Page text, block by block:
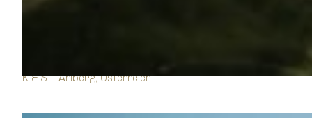
K & S – Arlberg, Österreich